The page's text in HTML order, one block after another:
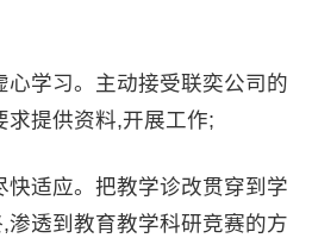
学习。主动接受联奕公司的
求提供资料,开展工作;
适应。把教学诊改贯穿到学
透到教育教学科研竞赛的方